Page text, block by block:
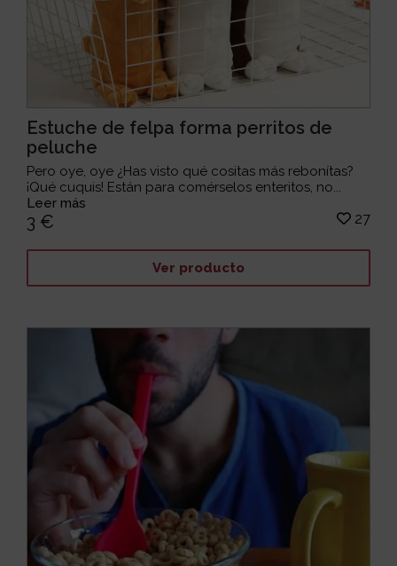
Estuche de felpa forma perritos de
peluche
Pero oye, oye ¿Has visto qué cositas más rebonítas?
¡Qué cuquis! Están para comérselos enteritos, no...
Leer más
3 € 27
Ver producto